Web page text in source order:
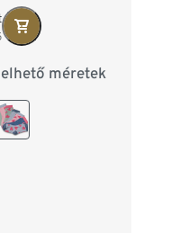
méretek
27-30 31-34